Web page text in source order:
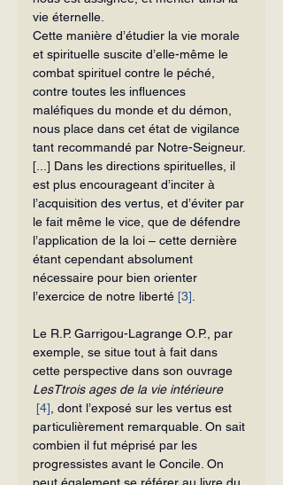
vie éternelle.
Cette manière d’étudier la vie morale
et spirituelle suscite d’elle-même le
combat spirituel contre le péché,
contre toutes les influences
maléfiques du monde et du démon,
nous place dans cet état de vigilance
tant recom­mandé par Notre-Seigneur.
[...] Dans les directions spirituelles, il
est plus en­courageant d’inciter à
l’acquisition des vertus, et d’éviter par
le fait même le vice, que de défendre
l’application de la loi – cette dernière
étant cependant ab­solument
nécessaire pour bien orienter
l’exercice de notre liberté [3]
Le R.P. Garrigou-Lagrange O.P., par
exemple, se situe tout à fait dans
cette perspective dans son ouvrage
LesTtrois ages de la vie intérieure
[4] , dont l’exposé sur les vertus est
particulièrement remar­quable. On sait
combien il fut méprisé par les
progressistes avant le Concile. On
peut également se référer au livre du